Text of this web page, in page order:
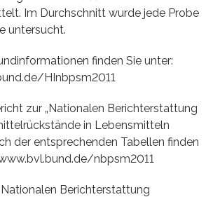
Im Durchschnitt wurde jede Probe
untersucht.
finden Sie unter:
HInbpsm2011
zur „Nationalen Berichterstattung
in Lebensmitteln
der entsprechenden Tabellen finden
nbpsm2011
Berichterstattung